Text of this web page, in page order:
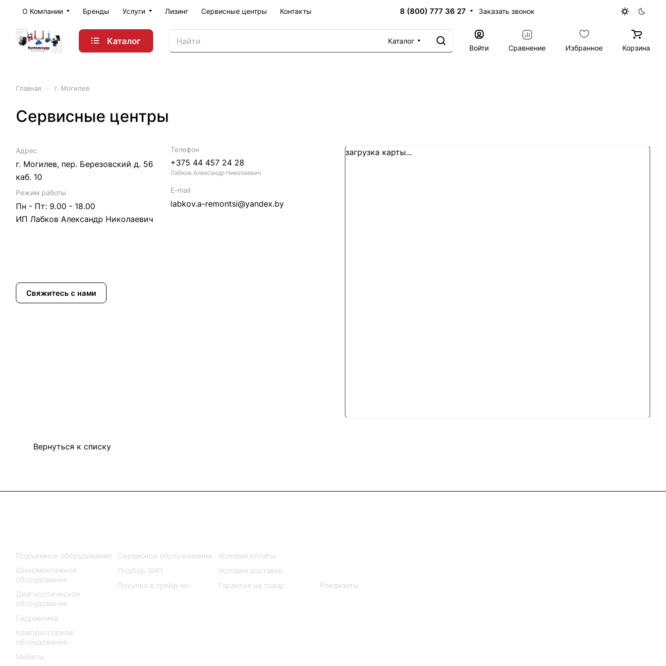
О Компании Бренды Услуги Лизинг Сервисные центры Контакты 8 (800) 777 36 27 Заказать звонок
Каталог
Каталог
Войти
Сравнение Избранное Корзина
Главная г. Могилев
Сервисные центры
Адрес
г. Могилев, пер. Березовский д. 56
каб. 10
Режим работы
Пн - Пт: 9.00 - 18.00
ИП Лабков Александр Николаевич
Телефон
+375 44 457 24 28
Лабков Александр Николаевич
E-mail
labkov.a-remontsi@yandex.by
Свяжитесь с нами
загрузка карты...
Вернуться к списку
Подъемное оборудование
Шиномонтажное
оборудование
Диагностическое
оборудование
Гидравлика
Компрессорное
оборудование
Мебель
Сервисное обслуживание
Подбор ЗИП
Покупка в трейд-ин
Условия оплаты
Условия доставки
Гарантия на товар
Реквизиты